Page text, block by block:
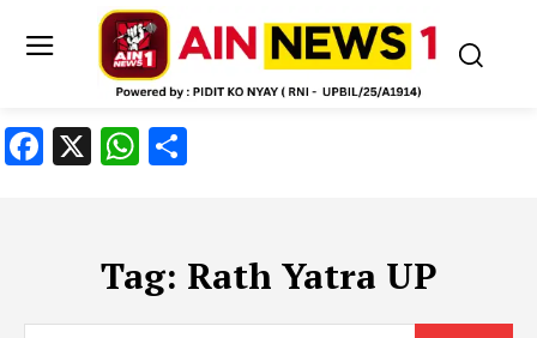
Facebook
X WhatsApp
Tag: Rath Yatra UP